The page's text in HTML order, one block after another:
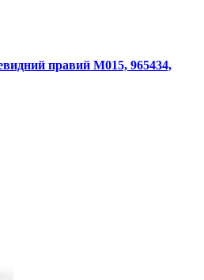
правий M015, 965434,